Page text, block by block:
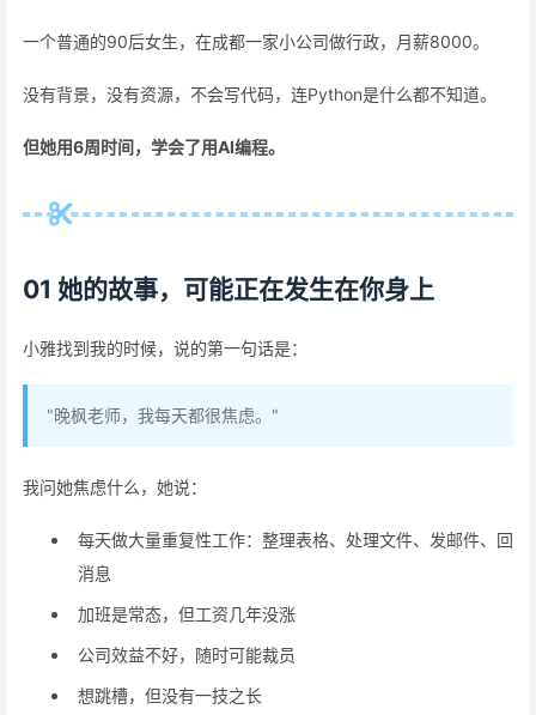
一个普通的90后女生，在成都一家小公司做行政，月薪8000。
没有背景，没有资源，不会写代码，连Python是什么都不知道。
但她用6周时间，学会了用AI编程。
01 她的故事，可能正在发生在你身上
小雅找到我的时候，说的第一句话是：
"晚枫老师，我每天都很焦虑。"
我问她焦虑什么，她说：
每天做大量重复性工作：整理表格、处理文件、发邮件、回
消息
加班是常态，但工资几年没涨
公司效益不好，随时可能裁员
想跳槽，但没有一技之长